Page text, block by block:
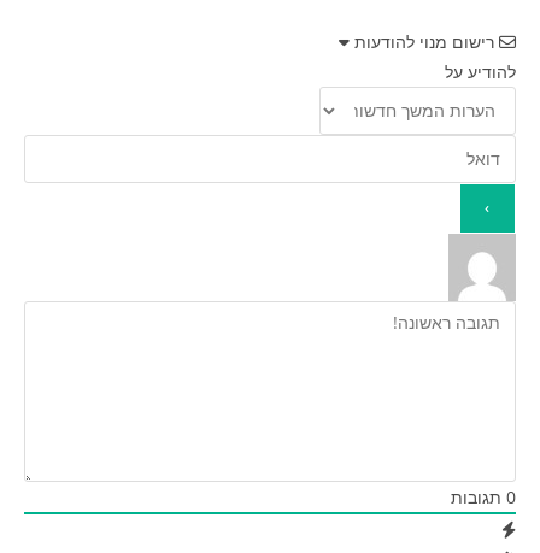
רישום מנוי להודעות
להודיע על
0 תגובות